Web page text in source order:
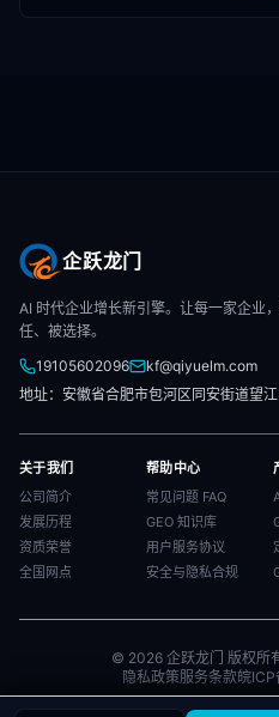
企跃龙门
AI 时代企业增长新引擎。让每一家企业
任、被选择。
19105602096
kf@qiyuelm.com
地址：安徽省合肥市包河区同安街道望
关于我们
公司简介
发展历程
资质荣誉
全国网点
帮助中心
常见问题 FAQ
GEO 知识库
用户服务协议
安全与隐私合规
© 2026 企跃龙门 版权所
隐私政策服务条款皖